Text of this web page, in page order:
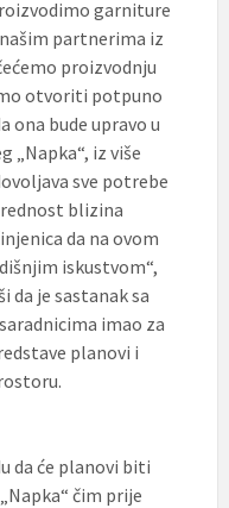
garniture
partnerima iz
proizvodnju
otvoriti potpuno
ona bude upravo u
„Napka“, iz više
sve potrebe
blizina
da na ovom
iskustvom“,
da je sastanak sa
imao za
planovi i
da će planovi biti
čim prije